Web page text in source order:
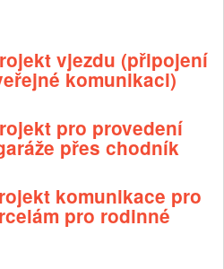
vjezdu (připojení
komunikaci)
pro provedení
přes chodník
komunikace pro
pro rodinné